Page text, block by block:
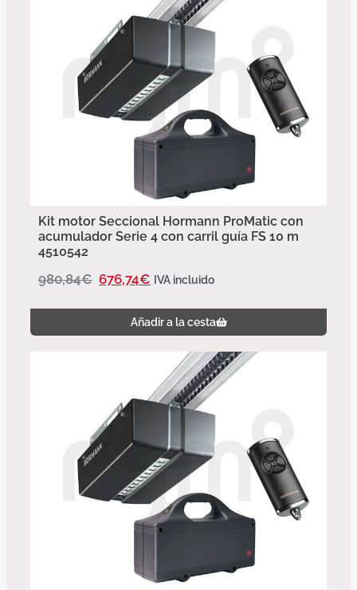
Kit motor Seccional Hormann ProMatic con
acumulador Serie 4 con carril guía FS 10 m
4510542
980,84€ 676,74€ IVA incluido
Añadir a la cesta